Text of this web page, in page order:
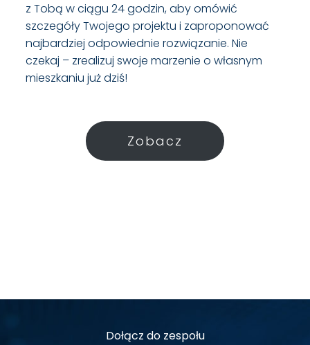
z Tobą w ciągu 24 godzin, aby omówić
szczegóły Twojego projektu i zaproponować
najbardziej odpowiednie rozwiązanie. Nie
czekaj – zrealizuj swoje marzenie o własnym
mieszkaniu już dziś!
Zobacz
Dołącz do zespołu